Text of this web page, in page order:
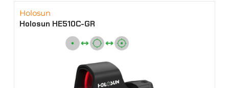
Holosun
Holosun HE510C-GR